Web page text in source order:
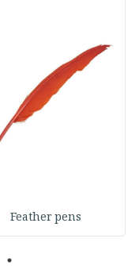
Feather pens
1